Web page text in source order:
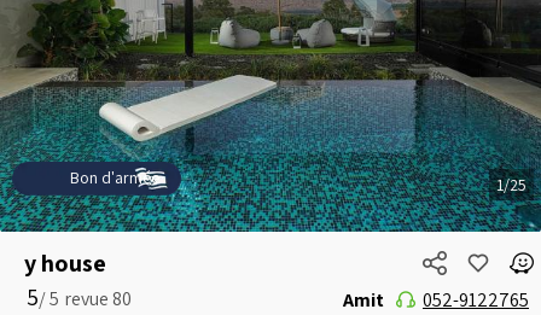
y house
5 /
5 Amit 052-9122765
1/25
Bon d'armée